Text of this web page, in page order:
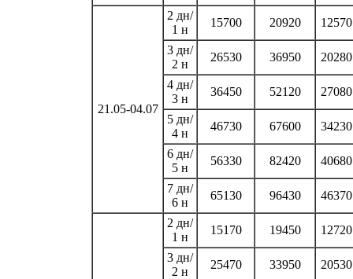
21.05-04.07
2 дн/
1 н
15700 20920 12570
3 дн/
2 н
26530 36950 20280
4 дн/
3 н
36450 52120 27080
5 дн/
4 н
46730 67600 34230
6 дн/
5 н
56330 82420 40680
7 дн/
6 н
65130 96430 46370
2 дн/
1 н
15170 19450 12720
3 дн/
2 н
25470 33950 20530